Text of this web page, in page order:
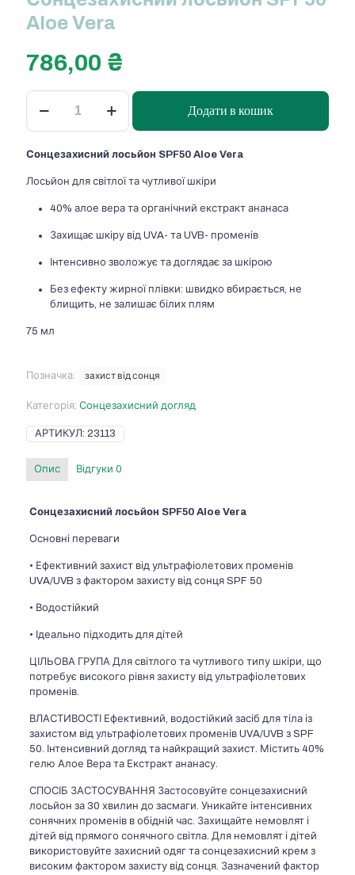
Aloe Vera
786,00 ₴
Сонцезахисний
лосьйон
SPF50
Vera
Додати в кошик
Сонцезахисний лосьйон SPF50 Aloe Vera
Лосьйон для світлої та чутливої шкіри
40% алое вера та органічний екстракт ананаса
Захищає шкіру від UVA- та UVB- променів
Інтенсивно зволожує та доглядає за шкірою
Без ефекту жирної плівки: швидко вбирається, не
блищить, не залишає білих плям
75 мл
Позначка: захист від сонця
Категорія: Сонцезахисний догляд
АРТИКУЛ: 23113
Опис Відгуки 0
Сонцезахисний лосьйон SPF50 Aloe Vera
Основні переваги
• Ефективний захист від ультрафіолетових променів
UVA/UVB з фактором захисту від сонця SPF 50
• Водостійкий
• Ідеально підходить для дітей
ЦІЛЬОВА ГРУПА Для світлого та чутливого типу шкіри, що
потребує високого рівня захисту від ультрафіолетових
променів.
ВЛАСТИВОСТІ Ефективний, водостійкий засіб для тіла із
захистом від ультрафіолетових променів UVA/UVB з SPF
50. Інтенсивний догляд та найкращий захист. Містить 40%
гелю Алое Вера та Екстракт ананасу.
СПОСІБ ЗАСТОСУВАННЯ Застосовуйте сонцезахисний
лосьйон за 30 хвилин до засмаги. Уникайте інтенсивних
сонячних променів в обідній час. Захищайте немовлят і
дітей від прямого сонячного світла. Для немовлят і дітей
використовуйте захисний одяг та сонцезахисний крем з
високим фактором захисту від сонця. Зазначений фактор